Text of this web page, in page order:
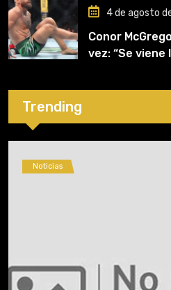
4 de agosto
Conor
vez: “Se viene
Trending
Noticias